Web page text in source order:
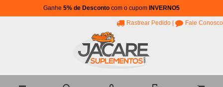
Ganhe 5% de Desconto com o cupom INVERNO5
Rastrear Pedido Fale Conosco